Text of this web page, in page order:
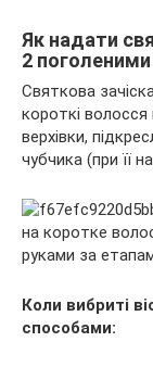
Як надати
2 поголеними
Святкова
короткі
верхівки,
чубчика (при її
Коли вибриті
способами: